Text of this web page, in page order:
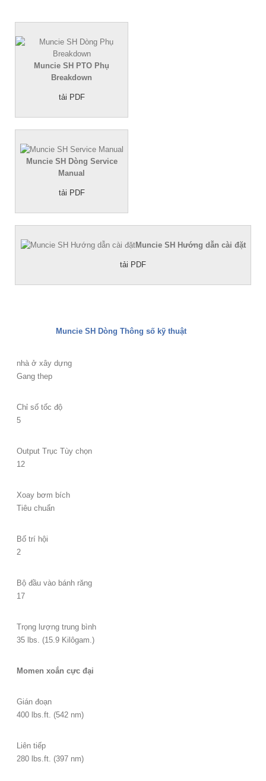
Muncie SH PTO Phụ
Breakdown
tải PDF
Muncie SH Dòng Service
Manual
tải PDF
Muncie SH Hướng dẫn cài đặt
tải PDF
Muncie SH Dòng Thông số kỹ thuật
nhà ở xây dựng
Gang thep
Chỉ số tốc độ
5
Output Trục Tùy chọn
12
Xoay bơm bích
Tiêu chuẩn
Bố trí hội
2
Bộ đầu vào bánh răng
17
Trọng lượng trung bình
35 lbs. (15.9 Kilôgam.)
Momen xoắn cực đại
Gián đoạn
400 lbs.ft. (542 nm)
Liên tiếp
280 lbs.ft. (397 nm)